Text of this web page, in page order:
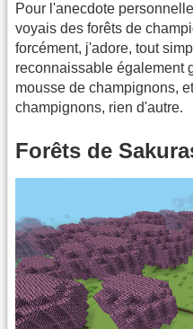
Pour l'anecdote
voyais des forêts de
forcément, j'adore, tout
reconnaissable également
mousse de champignons,
champignons, rien d'autre.
Forêts de